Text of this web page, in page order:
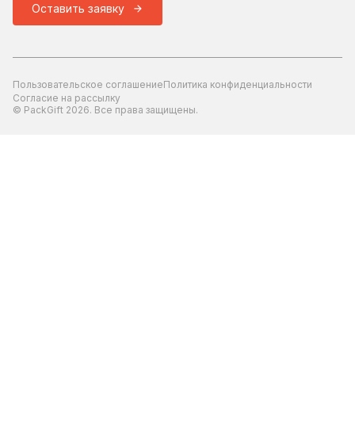
Оставить заявку
Пользовательское соглашениеПолитика конфиденциальности
Согласие на рассылку
© PackGift 2026. Все права защищены.